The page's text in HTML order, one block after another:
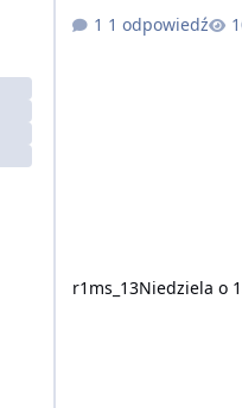
1 odpowiedź
r1ms_13Niedziela o